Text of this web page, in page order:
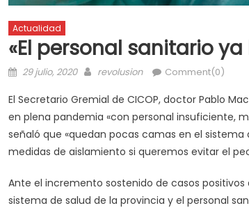
Actualidad
«El personal sanitario
29 julio, 2020 revolusion Comment(0)
El Secretario Gremial de CICOP, doctor Pablo
en plena pandemia «con personal insuficiente,
señaló que «quedan pocas camas en el
medidas de aislamiento si queremos evitar el
Ante el incremento sostenido de casos
sistema de salud de la provincia y el personal